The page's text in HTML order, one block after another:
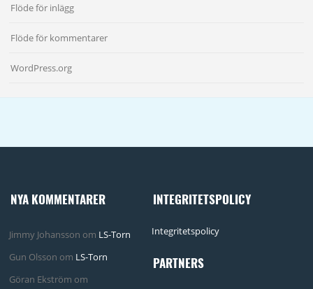
Flöde för inlägg
Flöde för kommentarer
WordPress.org
NYA KOMMENTARER
Jimmy Johansson om LS-Torn
Gun Olsson om LS-Torn
Göran Ekström om
INTEGRITETSPOLICY
Integritetspolicy
PARTNERS